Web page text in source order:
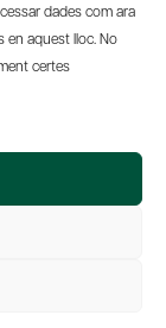
dades com ara
en aquest lloc. No
certes
del País